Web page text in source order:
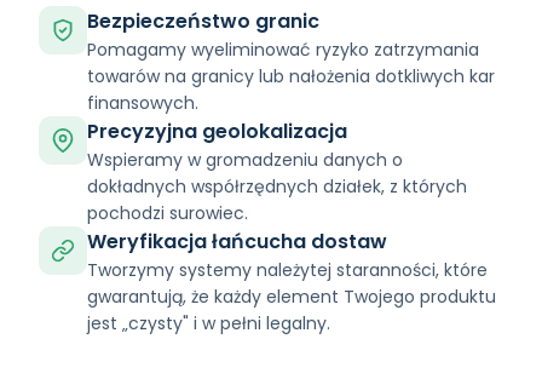
Bezpieczeństwo granic
Pomagamy wyeliminować ryzyko zatrzymania
towarów na granicy lub nałożenia dotkliwych kar
finansowych.
Precyzyjna geolokalizacja
Wspieramy w gromadzeniu danych o
dokładnych współrzędnych działek, z których
pochodzi surowiec.
Weryfikacja łańcucha dostaw
Tworzymy systemy należytej staranności, które
gwarantują, że każdy element Twojego produktu
jest „czysty" i w pełni legalny.